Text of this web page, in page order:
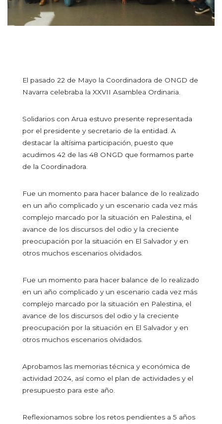
El pasado 22 de Mayo la Coordinadora de ONGD de
Navarra celebraba la XXVII Asamblea Ordinaria.
Solidarios con Arua estuvo presente representada
por el presidente y secretario de la entidad. A
destacar la altísima participación, puesto que
acudimos 42 de las 48 ONGD que formamos parte
de la Coordinadora.
Fue un momento para hacer balance de lo realizado
en un año complicado y un escenario cada vez más
complejo marcado por la situación en Palestina, el
avance de los discursos del odio y la creciente
preocupación por la situación en El Salvador y en
otros muchos escenarios olvidados.
Fue un momento para hacer balance de lo realizado
en un año complicado y un escenario cada vez más
complejo marcado por la situación en Palestina, el
avance de los discursos del odio y la creciente
preocupación por la situación en El Salvador y en
otros muchos escenarios olvidados.
Aprobamos las memorias técnica y económica de
actividad 2024, así como el plan de actividades y el
presupuesto para este año.
Reflexionamos sobre los retos pendientes a 5 años